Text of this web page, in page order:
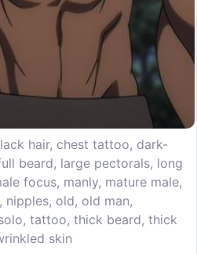
hair, chest tattoo, dark-
beard, large pectorals, long
focus, manly, mature male,
nipples, old, old man,
tattoo, thick beard, thick
skin